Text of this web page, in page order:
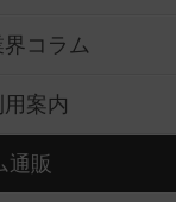
コラム
案内
通販